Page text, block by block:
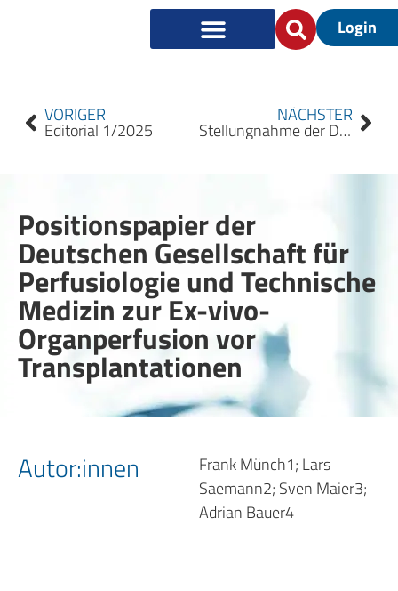
Login
VORIGER
Editorial 1/2025
NÄCHSTER
Stellungnahme der Deutschen Gesellschaft für Perfusiologie und Technische Medizin für den Einsatz der VA-ECMO unter außerklinischer extrakorporaler kardiopulmonaler Reanimation
Positionspapier der
Deutschen Gesellschaft für
Perfusiologie und Technische
Medizin zur Ex-vivo-
Organperfusion vor
Transplantationen
Autor:innen
Frank Münch1; Lars
Saemann2; Sven Maier3;
Adrian Bauer4